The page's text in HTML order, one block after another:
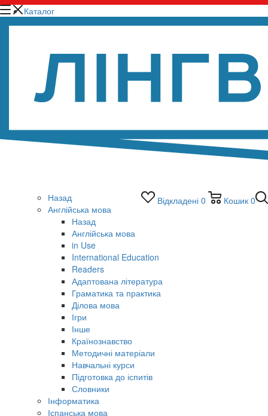
Відкладені 0 Кошик 0
Каталог
Назад
Англійська мова
Назад
Англійська мова
in Use
International Education
Readers
Адаптована література
Граматика та практика
Ділова мова
Ігри
Інше
Країнознавство
Методичні матеріали
Навчальні курси
Підготовка до іспитів
Словники
Інформатика
Іспанська мова